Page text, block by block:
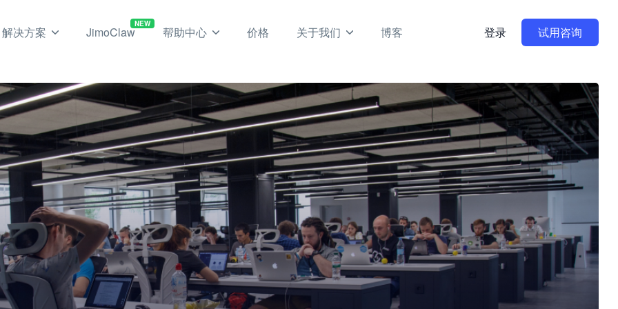
解决方案 JimoClaw
NEW
帮助中心 价格 关于我们 博客 登录 试用咨询